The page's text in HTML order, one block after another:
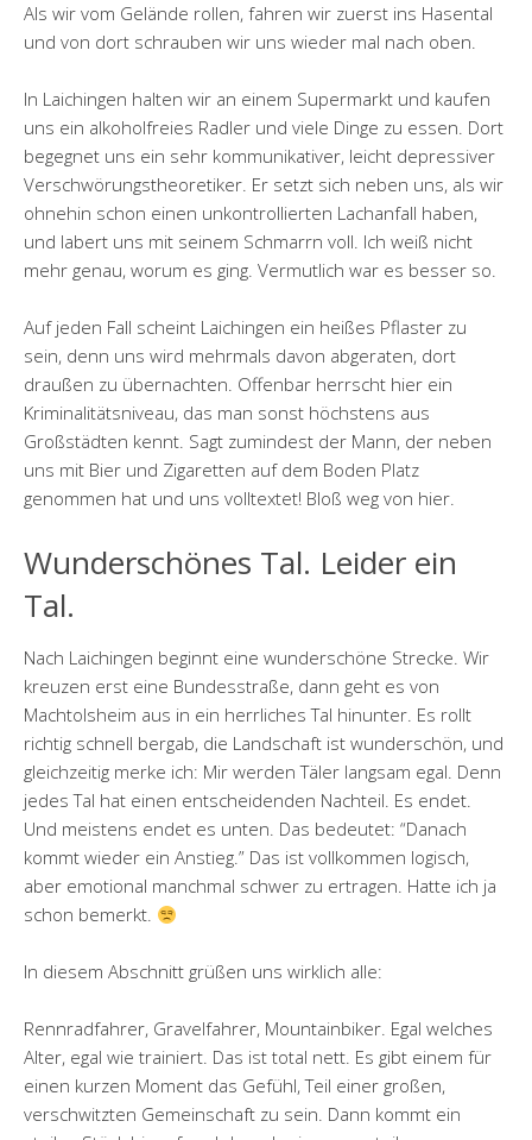
Als wir vom Gelände rollen, fahren wir zuerst ins Hasental
und von dort schrauben wir uns wieder mal nach oben.
In Laichingen halten wir an einem Supermarkt und kaufen
uns ein alkoholfreies Radler und viele Dinge zu essen. Dort
begegnet uns ein sehr kommunikativer, leicht depressiver
Verschwörungstheoretiker. Er setzt sich neben uns, als wir
ohnehin schon einen unkontrollierten Lachanfall haben,
und labert uns mit seinem Schmarrn voll. Ich weiß nicht
mehr genau, worum es ging. Vermutlich war es besser so.
Auf jeden Fall scheint Laichingen ein heißes Pflaster zu
sein, denn uns wird mehrmals davon abgeraten, dort
draußen zu übernachten. Offenbar herrscht hier ein
Kriminalitätsniveau, das man sonst höchstens aus
Großstädten kennt. Sagt zumindest der Mann, der neben
uns mit Bier und Zigaretten auf dem Boden Platz
genommen hat und uns volltextet! Bloß weg von hier.
Wunderschönes Tal. Leider ein
Tal.
Nach Laichingen beginnt eine wunderschöne Strecke. Wir
kreuzen erst eine Bundesstraße, dann geht es von
Machtolsheim aus in ein herrliches Tal hinunter. Es rollt
richtig schnell bergab, die Landschaft ist wunderschön, und
gleichzeitig merke ich: Mir werden Täler langsam egal. Denn
jedes Tal hat einen entscheidenden Nachteil. Es endet.
Und meistens endet es unten. Das bedeutet: “Danach
kommt wieder ein Anstieg.” Das ist vollkommen logisch,
aber emotional manchmal schwer zu ertragen. Hatte ich ja
schon bemerkt.
In diesem Abschnitt grüßen uns wirklich alle:
Rennradfahrer, Gravelfahrer, Mountainbiker. Egal welches
Alter, egal wie trainiert. Das ist total nett. Es gibt einem für
einen kurzen Moment das Gefühl, Teil einer großen,
verschwitzten Gemeinschaft zu sein. Dann kommt ein